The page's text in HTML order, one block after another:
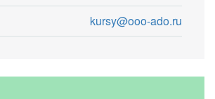
kursy@ooo-ado.ru